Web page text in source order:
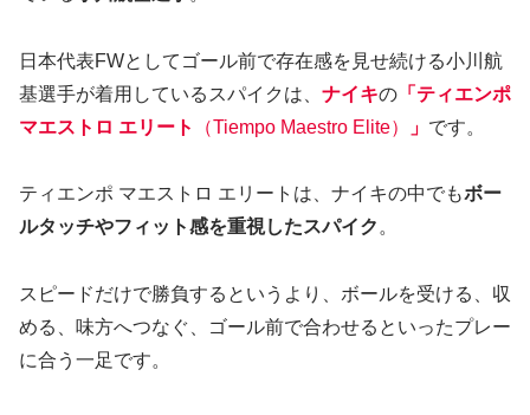
日本代表FWとしてゴール前で存在感を見せ続ける小川航
基選手が着用しているスパイクは、 ナイキの 「ティエンポ
マエストロ エリート
（Tiempo Maestro Elite） 」 です。
ティエンポ マエストロ エリートは、ナイキの中でもボー
ルタッチやフィット感を重視したスパイク 。
スピードだけで勝負するというより、ボールを受ける、収
める、味方へつなぐ、ゴール前で合わせるといったプレー
に合う一足です。